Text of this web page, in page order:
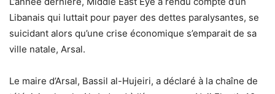
Libanais qui luttait pour payer des dettes paralysantes, se
suicidant alors qu’une crise économique s’emparait de sa
ville natale, Arsal.
Le maire d’Arsal, Bassil al-Hujeiri, a déclaré à la chaîne de